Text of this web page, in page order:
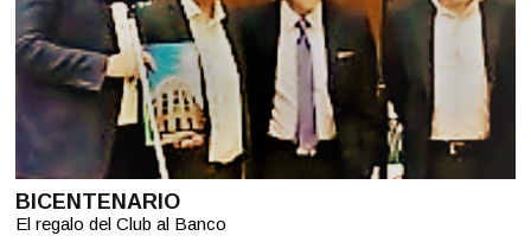
BICENTENARIO
El regalo del Club al Banco